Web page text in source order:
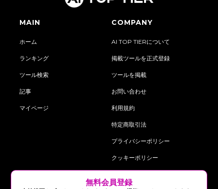
MAIN
ホーム
ランキング
ツール検索
記事
マイページ
COMPANY
AI TOP TIERについて
掲載ツールを正式登録
ツールを掲載
お問い合わせ
利用規約
特定商取引法
プライバシーポリシー
クッキーポリシー
‍無料会員登録